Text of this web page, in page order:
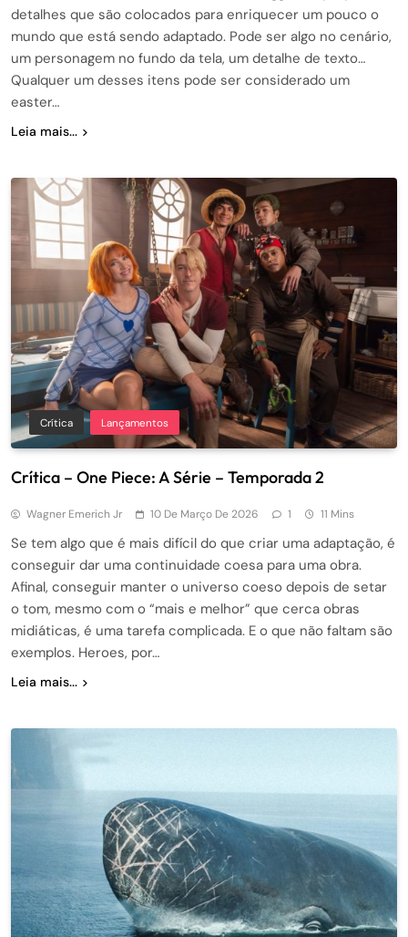
detalhes que são colocados para enriquecer um pouco o
mundo que está sendo adaptado. Pode ser algo no cenário,
um personagem no fundo da tela, um detalhe de texto…
Qualquer um desses itens pode ser considerado um
easter…
Leia mais...
Crítica Lançamentos
Crítica – One Piece: A Série – Temporada 2
Wagner Emerich Jr 10 De Março De 2026 1 11 Mins
Se tem algo que é mais difícil do que criar uma adaptação, é
conseguir dar uma continuidade coesa para uma obra.
Afinal, conseguir manter o universo coeso depois de setar
o tom, mesmo com o “mais e melhor” que cerca obras
midiáticas, é uma tarefa complicada. E o que não faltam são
exemplos. Heroes, por…
Leia mais...